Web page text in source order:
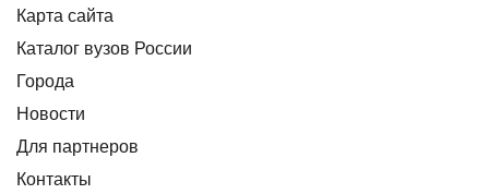
Карта сайта
Каталог вузов России
Города
Новости
Для партнеров
Контакты